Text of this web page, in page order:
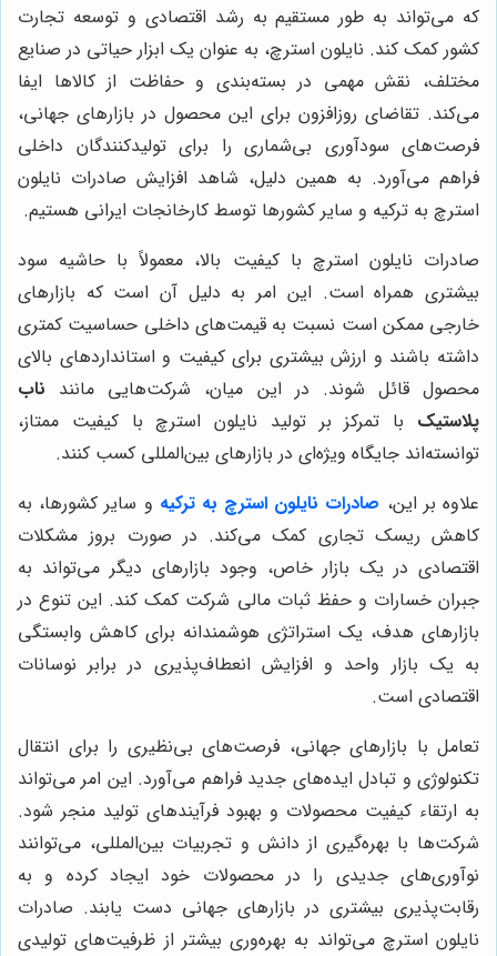
که می‌تواند به طور مستقیم به رشد اقتصادی و توسعه تجارت
کشور کمک کند. نایلون استرچ، به عنوان یک ابزار حیاتی در صنایع
مختلف، نقش مهمی در بسته‌بندی و حفاظت از کالاها ایفا
می‌کند. تقاضای روزافزون برای این محصول در بازارهای جهانی،
فرصت‌های سودآوری بی‌شماری را برای تولیدکنندگان داخلی
فراهم می‌آورد. به همین دلیل، شاهد افزایش صادرات نایلون
استرچ به ترکیه و سایر کشورها توسط کارخانجات ایرانی هستیم.
صادرات نایلون استرچ با کیفیت بالا، معمولاً با حاشیه سود
بیشتری همراه است. این امر به دلیل آن است که بازارهای
خارجی ممکن است نسبت به قیمت‌های داخلی حساسیت کمتری
داشته باشند و ارزش بیشتری برای کیفیت و استانداردهای بالای
محصول قائل شوند. در این میان، شرکت‌هایی مانند ناب
پلاستیک با تمرکز بر تولید نایلون استرچ با کیفیت ممتاز،
توانسته‌اند جایگاه ویژه‌ای در بازارهای بین‌المللی کسب کنند.
علاوه بر این، صادرات نایلون استرچ به ترکیه و سایر کشورها، به
کاهش ریسک تجاری کمک می‌کند. در صورت بروز مشکلات
اقتصادی در یک بازار خاص، وجود بازارهای دیگر می‌تواند به
جبران خسارات و حفظ ثبات مالی شرکت کمک کند. این تنوع در
بازارهای هدف، یک استراتژی هوشمندانه برای کاهش وابستگی
به یک بازار واحد و افزایش انعطاف‌پذیری در برابر نوسانات
اقتصادی است.
تعامل با بازارهای جهانی، فرصت‌های بی‌نظیری را برای انتقال
تکنولوژی و تبادل ایده‌های جدید فراهم می‌آورد. این امر می‌تواند
به ارتقاء کیفیت محصولات و بهبود فرآیندهای تولید منجر شود.
شرکت‌ها با بهره‌گیری از دانش و تجربیات بین‌المللی، می‌توانند
نوآوری‌های جدیدی را در محصولات خود ایجاد کرده و به
رقابت‌پذیری بیشتری در بازارهای جهانی دست یابند. صادرات
نایلون استرچ می‌تواند به بهره‌وری بیشتر از ظرفیت‌های تولیدی